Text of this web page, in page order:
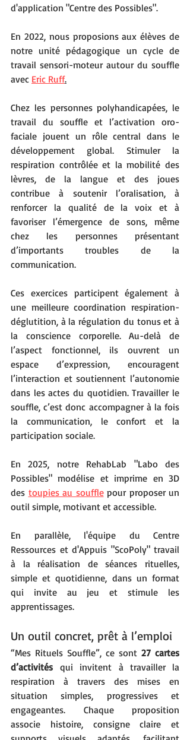
d'application "Centre des Possibles".
En 2022, nous proposions aux élèves de
notre unité pédagogique un cycle de
travail sensori-moteur autour du souffle
avec Eric Ruff.
Chez les personnes polyhandicapées, le
travail du souffle et l’activation oro-
faciale jouent un rôle central dans le
développement global. Stimuler la
respiration contrôlée et la mobilité des
lèvres, de la langue et des joues
contribue à soutenir l’oralisation, à
renforcer la qualité de la voix et à
favoriser l’émergence de sons, même
chez les personnes présentant
d’importants troubles de la
communication.
Ces exercices participent également à
une meilleure coordination respiration-
déglutition, à la régulation du tonus et à
la conscience corporelle. Au-delà de
l’aspect fonctionnel, ils ouvrent un
espace d’expression, encouragent
l’interaction et soutiennent l’autonomie
dans les actes du quotidien. Travailler le
souffle, c’est donc accompagner à la fois
la communication, le confort et la
participation sociale.
En 2025, notre RehabLab "Labo des
Possibles" modélise et imprime en 3D
des toupies au souffle pour proposer un
outil simple, motivant et accessible.
En parallèle, l'équipe du Centre
Ressources et d'Appuis "ScoPoly" travail
à la réalisation de séances rituelles,
simple et quotidienne, dans un format
qui invite au jeu et stimule les
apprentissages.
Un outil concret, prêt à l’emploi
“Mes Rituels Souffle”, ce sont 27 cartes
d’activités qui invitent à travailler la
respiration à travers des mises en
situation simples, progressives et
engageantes. Chaque proposition
associe histoire, consigne claire et